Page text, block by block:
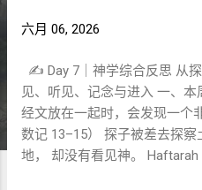
六月 06, 2026
✍️ Day 7｜神学综合反思 从
见、听见、记念与进入 一、
经文放在一起时，会发现一个
数记 13–15） 探子被差去探
地， 却没有看见神。 Haftarah